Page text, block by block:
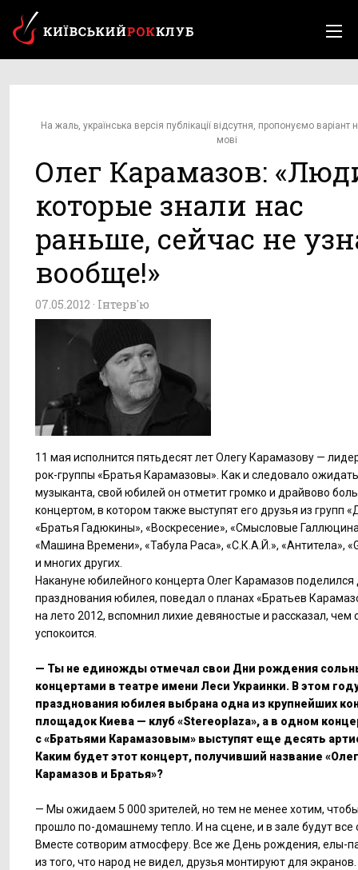
На жаль, українська версія публікації відсутня, пропонуємо варіант
мові
Олег Карамазов:
которые знали нас
раньше, сейчас не
вообще!»
07.05.2012 · Інтерв'ю
11 мая исполнится пятьдесят лет Олегу Карамазову —
рок-группы «Братья Карамазовы». Как и следовало
музыканта, свой юбилей он отметит громко и драйвово
концертом, в котором также выступят его друзья из групп
«Братья Гадюкины», «Воскресение», «Смысловые
«Машина Времени», «Табула Раса», «С.К.А.Й.», «Антитела»,
и многих других.
Накануне юбилейного концерта Олег Карамазов
празднования юбилея, поведал о планах «Братьев
на лето 2012, вспомнил лихие девяностые и рассказал, чем
успокоится.
— Ты не единожды отмечал свои Дни рождения
концертами в театре имени Леси Украинки. В этом
празднования юбилея выбрана одна из крупнейших
площадок Киева — клуб «Stereoplaza», а в одном
с «Братьями Карамазовым» выступят еще десять
Каким будет этот концерт, получивший название «Олег
Карамазов и Братья»?
— Мы ожидаем 5 000 зрителей, но тем не менее хотим,
прошло по-домашнему тепло. И на сцене, и в зале будут все
Вместе сотворим атмосферу. Все же День рождения, елы-
из того, что народ не видел, друзья монтируют для